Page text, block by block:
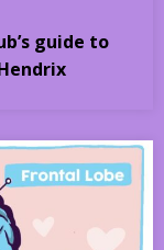
guide to